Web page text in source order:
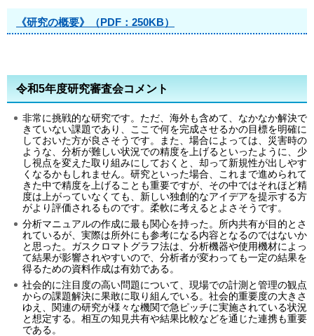
《研究の概要》（PDF：250KB）
令和5年度研究審査会コメント
非常に挑戦的な研究です。ただ、海外も含めて、なかなか解決で
きていない課題であり、ここで何を完成させるかの目標を明確に
しておいた方が良さそうです。また、場合によっては、災害時の
ような、分析が難しい状況での精度を上げるといったように、少
し視点を変えた取り組みにしておくと、却って新規性が出しやす
くなるかもしれません。研究といった場合、これまで進められて
きた中で精度を上げることも重要ですが、その中ではそれほど精
度は上がっていなくても、新しい独創的なアイデアを提示する方
がより評価されるものです。柔軟に考えるとよさそうです。
分析マニュアルの作成に最も関心を持った。所内共有が目的とさ
れているが、実際は所外にも参考になる内容となるのではないか
と思った。ガスクロマトグラフ法は、分析機器や使用機材によっ
て結果が影響されやすいので、分析者が変わっても一定の結果を
得るための資料作成は有効である。
社会的に注目度の高い問題について、現場での計測と管理の観点
からの課題解決に果敢に取り組んでいる。社会的重要度の大きさ
ゆえ、関連の研究が様々な機関で急ピッチに実施されている状況
と想定する。相互の知見共有や結果比較などを通じた連携も重要
である。